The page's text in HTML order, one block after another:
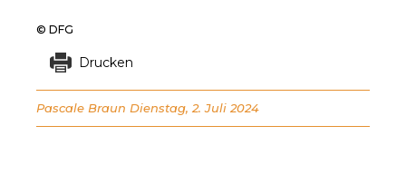
© DFG
Drucken
Pascale Braun Dienstag, 2. Juli 2024